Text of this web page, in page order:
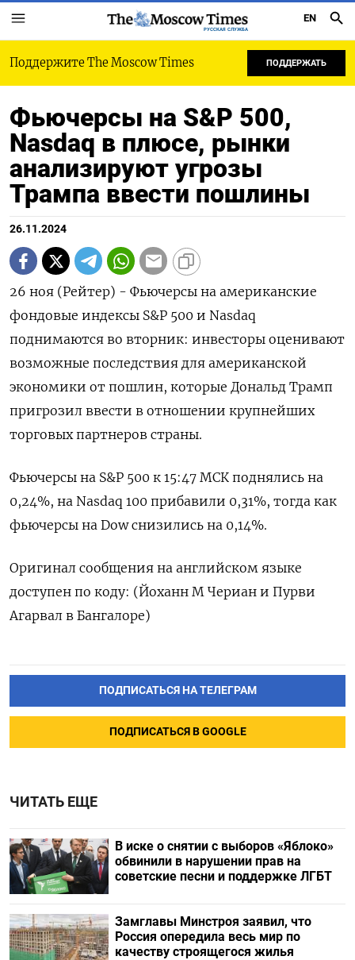
РУССКАЯ СЛУЖБА
EN
Поддержите The Moscow Times ПОДДЕРЖАТЬ
Фьючерсы на S&P 500,
Nasdaq в плюсе, рынки
анализируют угрозы
Трампа ввести пошлины
26.11.2024
26 ноя (Рейтер) - Фьючерсы на американские
фондовые индексы S&P 500 и Nasdaq
поднимаются во вторник: инвесторы оценивают
возможные последствия для американской
экономики от пошлин, которые Дональд Трамп
пригрозил ввести в отношении крупнейших
торговых партнеров страны.
Фьючерсы на S&P 500 к 15:47 МСК поднялись на
0,24%, на Nasdaq 100 прибавили 0,31%, тогда как
фьючерсы на Dow снизились на 0,14%.
Оригинал сообщения на английском языке
доступен по коду: (Йоханн М Чериан и Пурви
Агарвал в Бангалоре)
ПОДПИСАТЬСЯ НА ТЕЛЕГРАМ
ПОДПИСАТЬСЯ В GOOGLE
ЧИТАТЬ ЕЩЕ
В иске о снятии с выборов «Яблоко»
обвинили в нарушении прав на
советские песни и поддержке ЛГБТ
Замглавы Минстроя заявил, что
Россия опередила весь мир по
качеству строящегося жилья